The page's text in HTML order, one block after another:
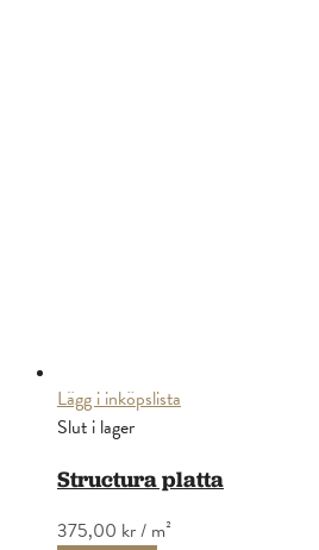
Lägg i inköpslista
Slut i lager
Structura platta
375,00 kr/ m²